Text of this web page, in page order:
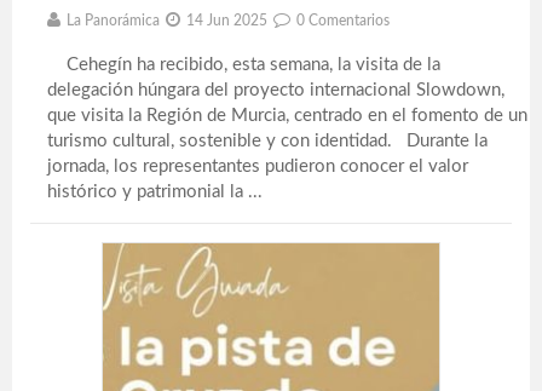
La Panorámica 14 Jun 2025 0 Comentarios
Cehegín ha recibido, esta semana, la visita de la
delegación húngara del proyecto internacional Slowdown,
que visita la Región de Murcia, centrado en el fomento de un
turismo cultural, sostenible y con identidad. Durante la
jornada, los representantes pudieron conocer el valor
histórico y patrimonial la ...